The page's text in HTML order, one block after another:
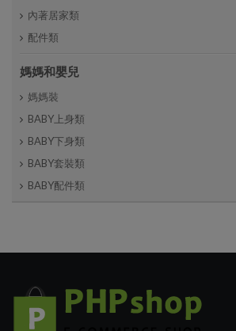
內著居家類
配件類
媽媽和嬰兒
媽媽裝
BABY上身類
BABY下身類
BABY套裝類
BABY配件類